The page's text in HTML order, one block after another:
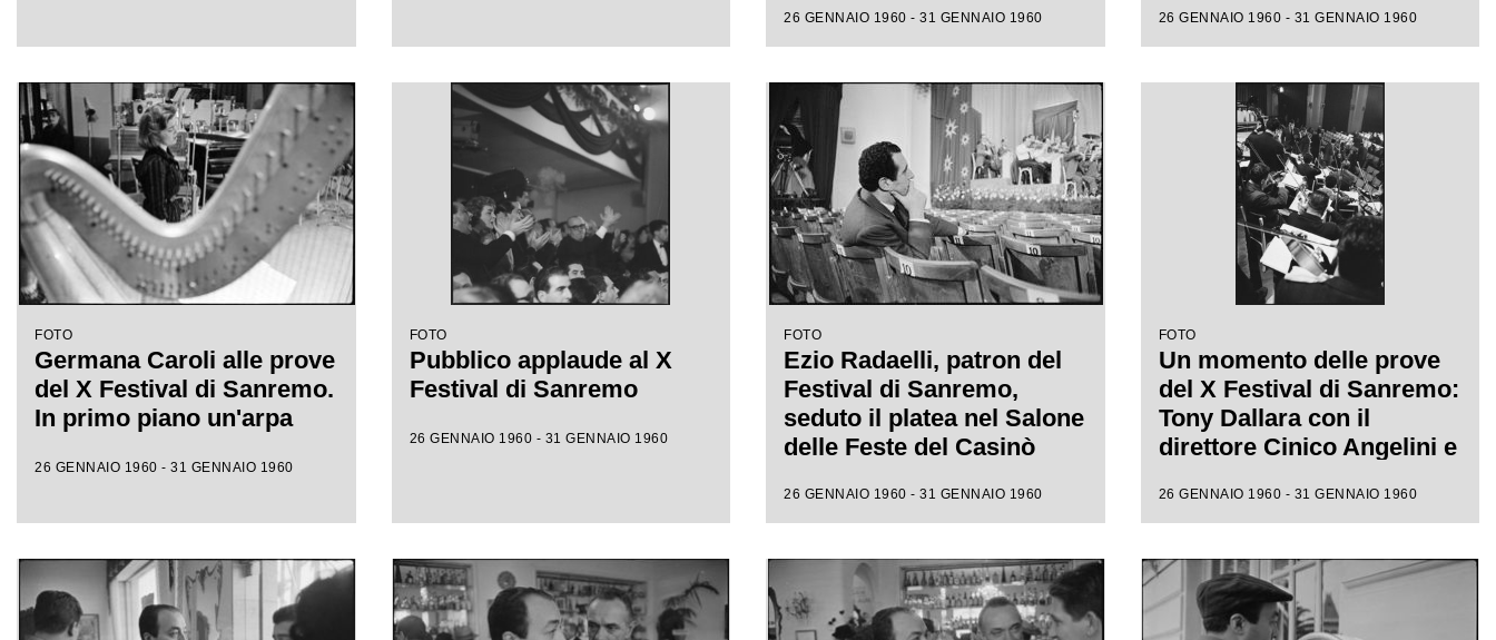
26 GENNAIO 1960 - 31 GENNAIO 1960
X Festival di Sanremo
26 GENNAIO 1960 - 31 GENNAIO 1960
FOTO
Germana Caroli alle prove
del X Festival di Sanremo.
In primo piano un'arpa
26 GENNAIO 1960 - 31 GENNAIO 1960
FOTO
Pubblico applaude al X
Festival di Sanremo
26 GENNAIO 1960 - 31 GENNAIO 1960
FOTO
Ezio Radaelli, patron del
Festival di Sanremo,
seduto il platea nel Salone
delle Feste del Casinò
prove della X edizione
26 GENNAIO 1960 - 31 GENNAIO 1960
FOTO
Un momento delle prove
del X Festival di Sanremo:
Tony Dallara con il
direttore Cinico Angelini e
delle Feste del Casinò
26 GENNAIO 1960 - 31 GENNAIO 1960